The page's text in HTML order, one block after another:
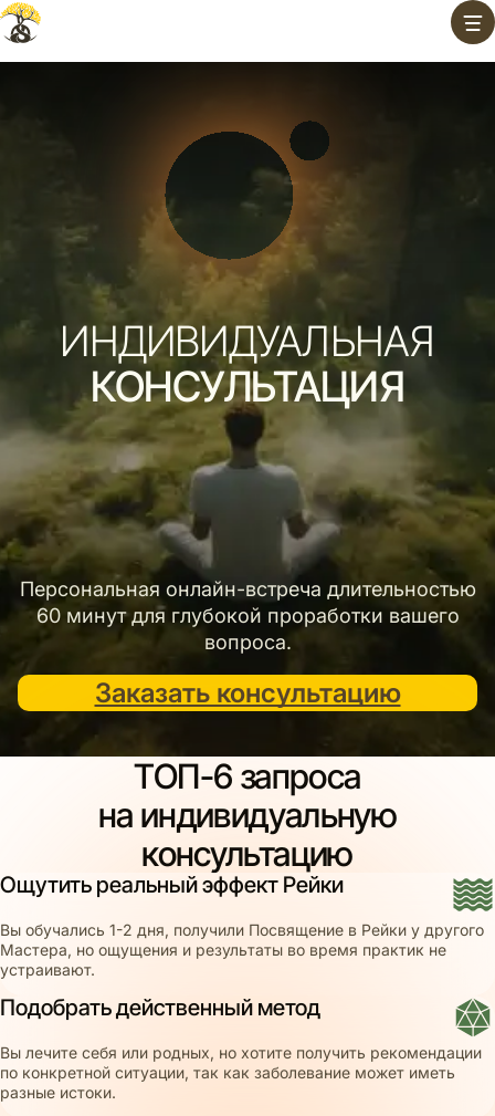
Перейти
содержимому
ИНДИВИДУАЛЬНАЯ
КОНСУЛЬТАЦИЯ
Персональная онлайн-встреча длительностью
60 минут для глубокой проработки вашего
вопроса.
Заказать консультацию
ТОП-6 запроса
на индивидуальную
консультацию
Ощутить реальный эффект Рейки
Вы обучались 1-2 дня, получили Посвящение в Рейки у другого
Мастера, но ощущения и результаты во время практик не
устраивают.
Подобрать действенный метод
Вы лечите себя или родных, но хотите получить рекомендации
по конкретной ситуации, так как заболевание может иметь
разные истоки.